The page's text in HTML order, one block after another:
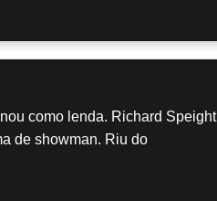
como lenda. Richard Speight
de showman. Riu do